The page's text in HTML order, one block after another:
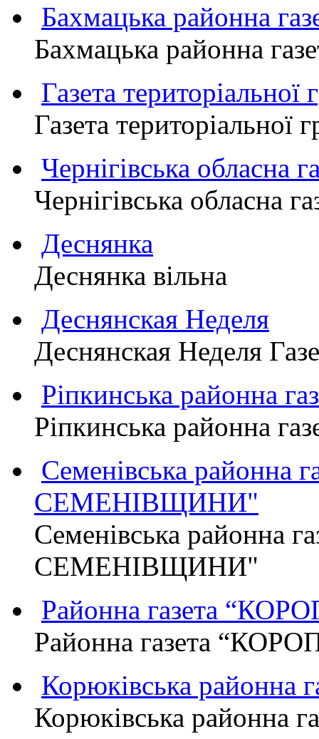
Бахмацька районна
Бахмацька районна
Газета
Газета
Чернігівська обласна
Чернігівська обласна
Деснянка
Деснянка вільна
Деснянская Неделя
Деснянская Неделя
Ріпкинська районна
Ріпкинська районна
Семенівська районна
СЕМЕНІВЩИНИ"
Семенівська районна
СЕМЕНІВЩИНИ"
Районна газета
Районна газета
Корюківська районна
Корюківська районна